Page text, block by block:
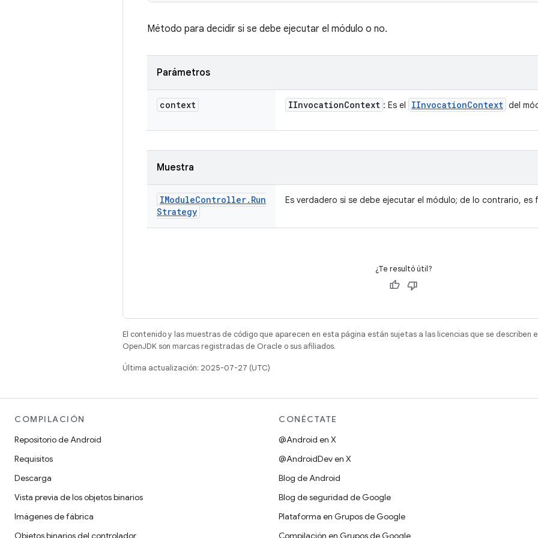
Método para decidir si se debe ejecutar el módulo o no.
Parámetros
context IInvocationContext : Es el IInvocationContext del
Muestra
IModuleController. Run
Strategy
Es verdadero si se debe ejecutar el módulo; de lo contrario, es
¿Te resultó útil?
El contenido y las muestras de código que aparecen en esta página están sujetas a las licencias que se describen
OpenJDK son marcas registradas de Oracle o sus afiliados.
Última actualización: 2025-07-27 (UTC)
COMPILACIÓN
Repositorio de Android
Requisitos
Descarga
Vista previa de los objetos binarios
Imágenes de fábrica
Objetos binarios del controlador
CONÉCTATE
@Android en X
@AndroidDev en X
Blog de Android
Blog de seguridad de Google
Plataforma en Grupos de Google
Compilación en Grupos de Google